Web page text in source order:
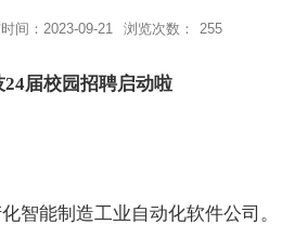
间：2023-09-21 浏览次数： 255
24届校园招聘启动啦
智能制造工业自动化软件公司 。